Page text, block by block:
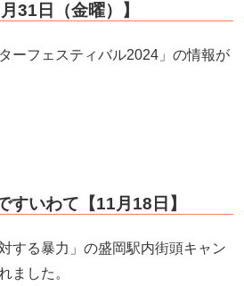
31日（金曜）】
ーフェスティバル2024」の情報が
いわて【11月18日】
する暴力」の盛岡駅内街頭キャン
ました。